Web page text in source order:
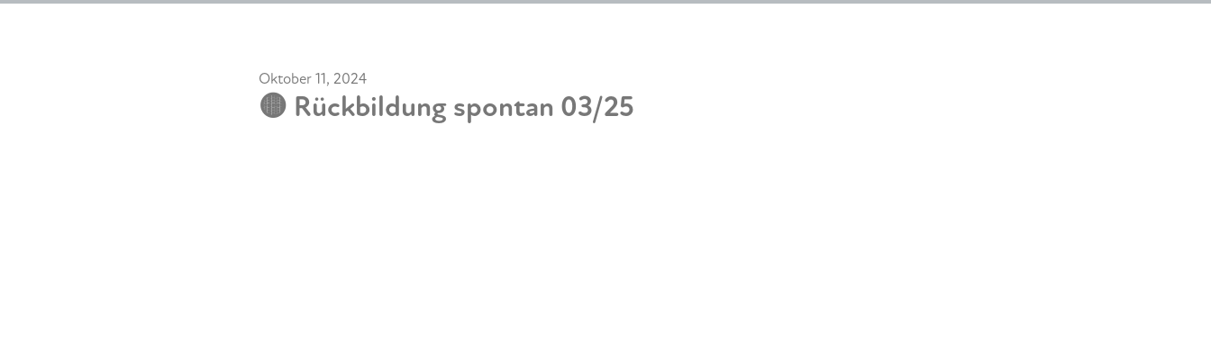
Oktober 11, 2024
🟡 Rückbildung spontan 03/25